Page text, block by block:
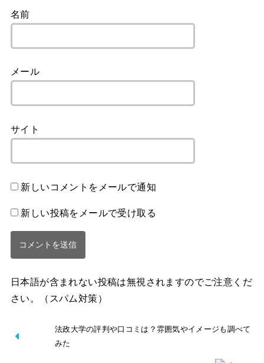
名前
メール
サイト
新しいコメントをメールで通知
新しい投稿をメールで受け取る
日本語が含まれない投稿は無視されますのでご注意くだ
さい。（スパム対策）
法政大学の評判や口コミは？雰囲気やイメージも調べて
みた